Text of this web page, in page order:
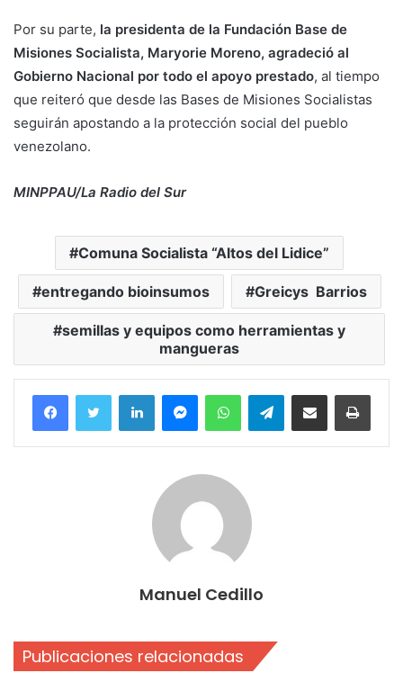
Por su parte, la presidenta de la Fundación Base de
Misiones Socialista, Maryorie Moreno, agradeció al
Gobierno Nacional por todo el apoyo prestado, al tiempo
que reiteró que desde las Bases de Misiones Socialistas
seguirán apostando a la protección social del pueblo
venezolano.
MINPPAU/La Radio del Sur
Comuna Socialista “Altos del Lidice”
entregando bioinsumos Greicys Barrios
semillas y equipos como herramientas y
mangueras
FacebookTwitter LinkedInMessengerWhatsAppTelegramCompartir por correo electrónico
Manuel Cedillo
Publicaciones relacionadas